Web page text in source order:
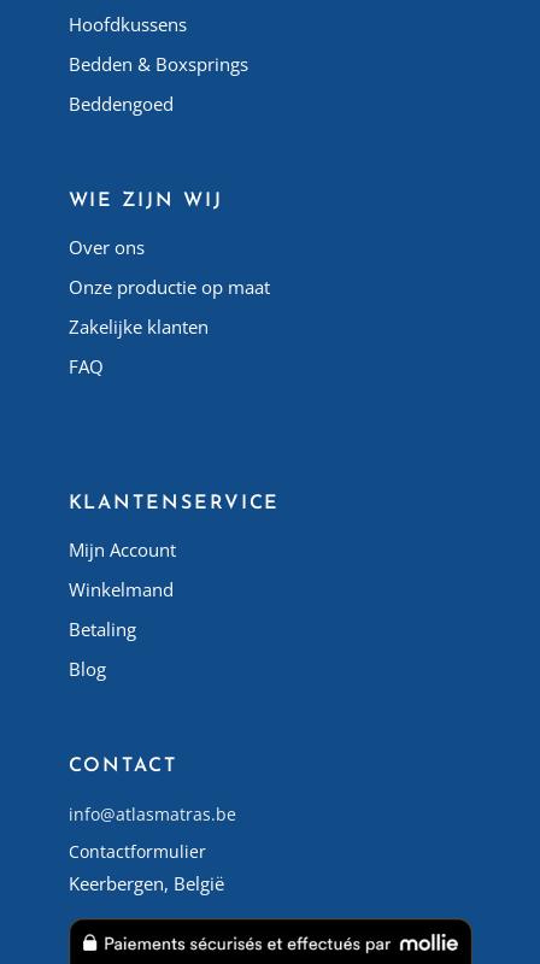
Hoofdkussens
Bedden & Boxsprings
Beddengoed
WIE ZIJN WIJ
Over ons
Onze productie op maat
Zakelijke klanten
FAQ
KLANTENSERVICE
Mijn Account
Winkelmand
Betaling
Blog
CONTACT
info@atlasmatras.be
Contactformulier
Keerbergen, België